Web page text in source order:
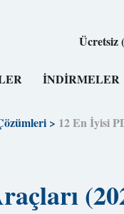
Ücretsiz
İNDİRMELER
> 12 En İyisi